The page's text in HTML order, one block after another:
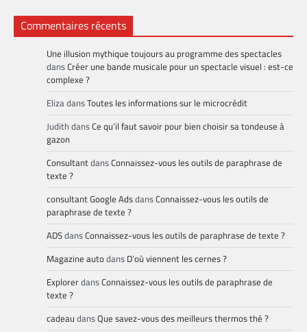
Commentaires récents
Une illusion mythique toujours au programme des spectacles
dansCréer une bande musicale pour un spectacle visuel : est-ce
complexe ?
ElizadansToutes les informations sur le microcrédit
Judith dansCe qu’il faut savoir pour bien choisir sa tondeuse à
gazon
ConsultantdansConnaissez-vous les outils de paraphrase de
texte ?
consultant Google AdsdansConnaissez-vous les outils de
paraphrase de texte ?
ADSdansConnaissez-vous les outils de paraphrase de texte ?
Magazine autodans D’où viennent les cernes ?
ExplorerdansConnaissez-vous les outils de paraphrase de
texte ?
cadeau dansQue savez-vous des meilleurs thermos thé ?